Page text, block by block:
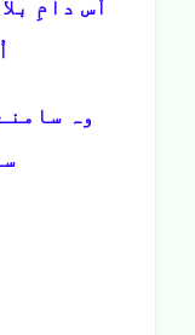
اُس دامِ
وہ